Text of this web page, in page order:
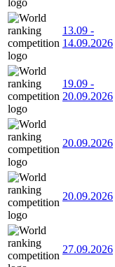
13.09 -
14.09.2026
19.09 -
20.09.2026
20.09.2026
20.09.2026
27.09.2026